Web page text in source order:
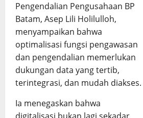
Pengendalian Pengusahaan BP
Batam, Asep Lili Holilulloh,
menyampaikan bahwa
optimalisasi fungsi pengawasan
dan pengendalian memerlukan
dukungan data yang tertib,
terintegrasi, dan mudah diakses.
Ia menegaskan bahwa